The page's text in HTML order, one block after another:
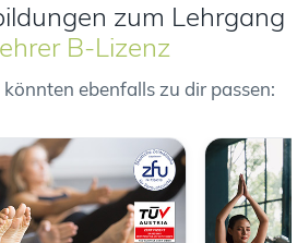
zum Lehrgang
B-Lizenz
ebenfalls zu dir passen: